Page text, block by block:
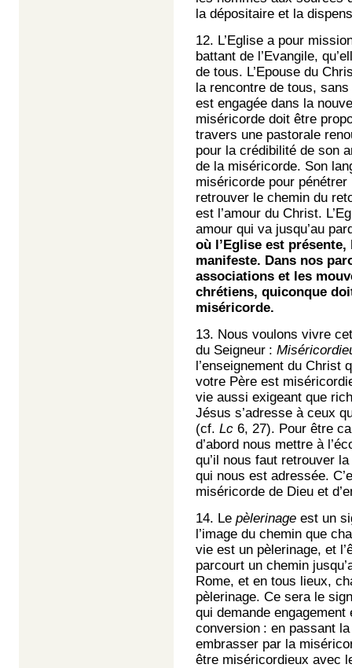
la dépositaire et la
12. L’Eglise a pour
battant de l’Evangile,
de tous. L’Epouse du
la rencontre de tous,
est engagée dans la
miséricorde doit être
travers une pastorale
pour la crédibilité de son
de la miséricorde. Son
miséricorde pour
retrouver le chemin du
est l’amour du Christ.
amour qui va jusqu’au
où l’Eglise est
manifeste. Dans nos
associations et les
chrétiens, quiconque
miséricorde.
13. Nous voulons vivre
du Seigneur :
l’enseignement du Christ
votre Père est
vie aussi exigeant que
Jésus s’adresse à ceux
(cf. Lc 6, 27). Pour être
d’abord nous mettre à
qu’il nous faut retrouver
qui nous est adressée.
miséricorde de Dieu et
14. Le pèlerinage est un
l’image du chemin que
vie est un pèlerinage, et
parcourt un chemin
Rome, et en tous lieux,
pèlerinage. Ce sera le
qui demande
conversion : en passant
embrasser par la
être miséricordieux avec